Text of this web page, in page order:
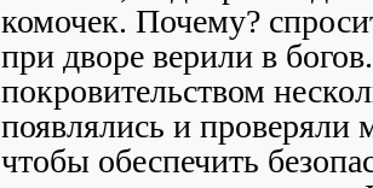
комочек. Почему?
при дворе верили в
покровительством
появлялись и проверяли
чтобы обеспечить